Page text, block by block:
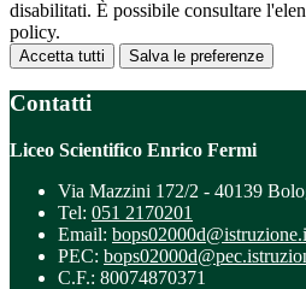
disabilitati. È possibile consultare
policy.
Accetta tutti Salva le preferenze
Contatti
Liceo Scientifico Enrico Fermi
Via Mazzini 172/2 - 40139
Tel: 051 2170201
Email:
PEC:
C.F.: 80074870371